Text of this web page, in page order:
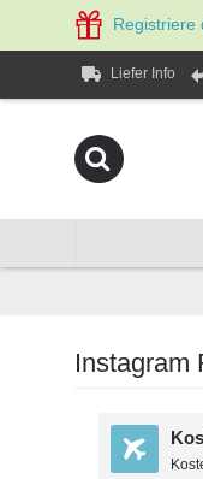
Registriere
Liefer Info
Instagram